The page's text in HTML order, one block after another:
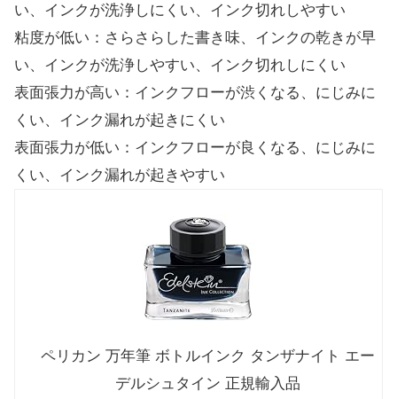
い、インクが洗浄しにくい、インク切れしやすい
粘度が低い：さらさらした書き味、インクの乾きが早
い、インクが洗浄しやすい、インク切れしにくい
表面張力が高い：インクフローが渋くなる、にじみに
くい、インク漏れが起きにくい
表面張力が低い：インクフローが良くなる、にじみに
くい、インク漏れが起きやすい
ペリカン 万年筆 ボトルインク タンザナイト エー
デルシュタイン 正規輸入品